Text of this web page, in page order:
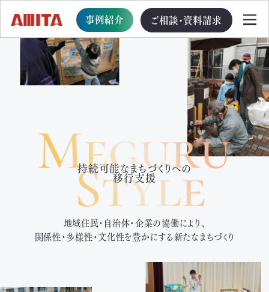
事例紹介 ご相談・資料請求
TOP
サステナブル経営への移行支援
ビジョン・戦略・計画策定支援
イニシアチブ対応/情報開示支援
持続可能なまちづくりへの
移行支援
地域住民・自治体・企業の協働により、
関係性・多様性・文化性を豊かにする新たなまちづくり